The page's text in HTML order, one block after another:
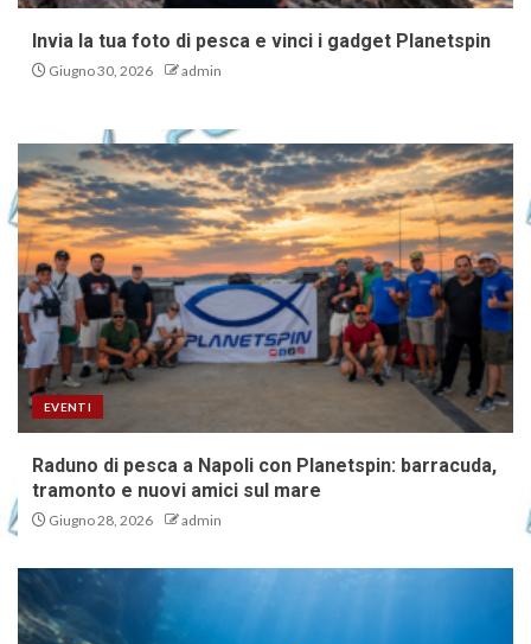
Invia la tua foto di pesca e vinci i gadget Planetspin
Giugno 30, 2026 admin
EVENTI
Raduno di pesca a Napoli con Planetspin: barracuda,
tramonto e nuovi amici sul mare
Giugno 28, 2026 admin